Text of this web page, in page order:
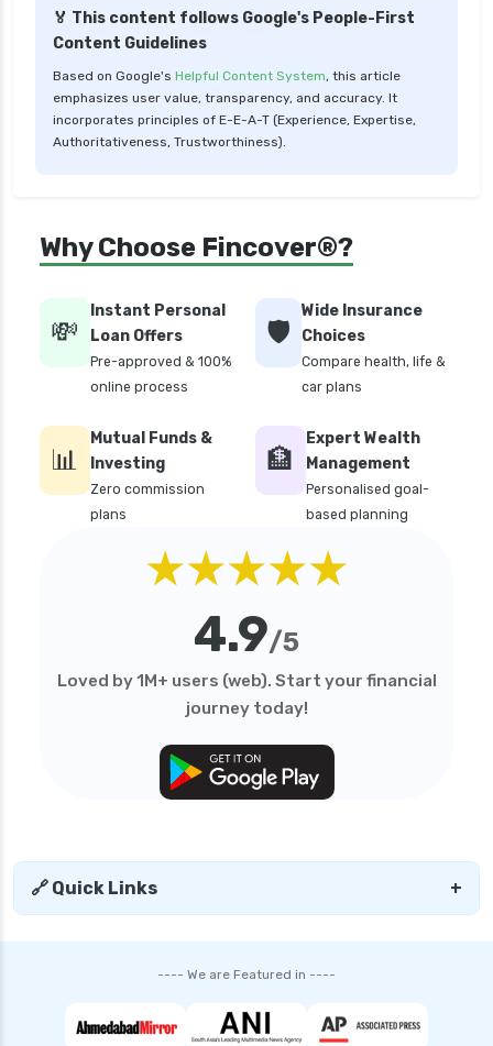
🏅 This content follows Google's People-First
Content Guidelines
Based on Google's Helpful Content System, this article
emphasizes user value, transparency, and accuracy. It
incorporates principles of E-E-A-T (Experience, Expertise,
Authoritativeness, Trustworthiness).
Why Choose Fincover®?
💸
Instant Personal
Loan Offers
Pre-approved & 100%
online process
🛡️
Wide Insurance
Choices
Compare health, life &
car plans
📊
Mutual Funds &
Investing
Zero commission
plans
🏦
Expert Wealth
Management
Personalised goal-
based planning
★★★★★
4.9/5
Loved by 1M+ users (web). Start your financial
journey today!
🔗 Quick Links +
---- We are Featured in ----